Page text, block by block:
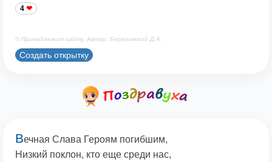
4
© Принадлежит сайту. Автор: Березовский Д.А.
Создать открытку
Вечная Слава Героям погибшим,
Низкий поклон, кто еще среди нас,